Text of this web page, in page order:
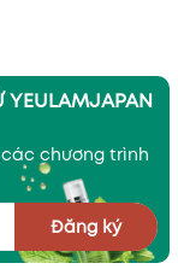
YEULAMJAPAN
chương trình
Đăng ký